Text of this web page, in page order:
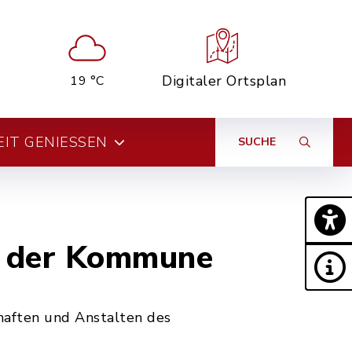
19 °C Digitaler Ortsplan
GENIESSEN SUCHE
Kommune
und Anstalten des